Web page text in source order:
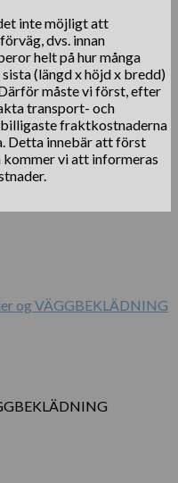
inte möjligt att
dvs. innan
helt på hur många
(längd x höjd x bredd)
måste vi först, efter
transport- och
fraktkostnaderna
Detta innebär att först
vi att informeras
og VÄGGBEKLÄDNING